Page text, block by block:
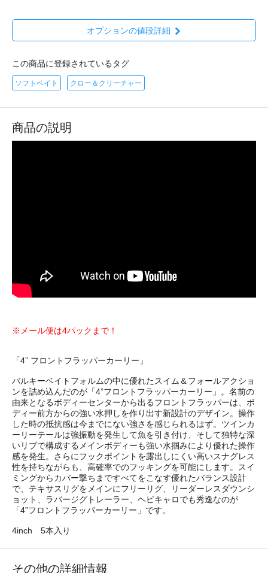
オプションの値段詳細
この商品に登録されているタグ
ソフトベイト クロー＆クリーチャー
商品の説明
※メール便は4パックまで！
「4” フロントフラッパーカーリー」
バルキーベイトフォルムの中に優れたスイム＆フォールアクショ
ンを詰め込んだのが「4”フロントフラッパーカーリー」。名前の
由来となるボディーセンターから出るフロントフラッパーは、ボ
ディー前方からの強い水押しを作り出す新設計のデザイン。操作
した時の抵抗感は今までにない強さを感じられるはず。ツインカ
ーリーテールは強振動を発生して魚を引き付け、そして独特な深
いリブで構成するメインボディーも強い水掴みにより優れた操作
感を発生。さらにフックポイントを露出しにくい高いスナグレス
性を持ちながらも、高確率でのフッキングを可能にします。スイ
ミングからカバー撃ちまですべてをこなす優れたバランス設計
で、テキサスリグをメインにフリーリグ、リーダーレスダウンシ
ョット、ラバージグトレーラー、ヘビキャロでも秀逸なのが
「4”フロントフラッパーカーリー」です。
4inch 5本入り
その他の詳細情報